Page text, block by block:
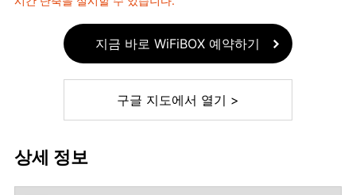
지금 바로 WiFiBOX 예약하기
구글 지도에서 열기 >
상세 정보